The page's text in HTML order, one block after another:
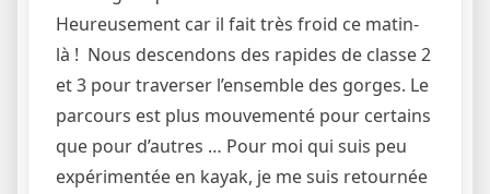
Heureusement car il fait très froid ce matin-
là ! Nous descendons des rapides de classe 2
et 3 pour traverser l’ensemble des gorges. Le
parcours est plus mouvementé pour certains
que pour d’autres … Pour moi qui suis peu
expérimentée en kayak, je me suis retournée